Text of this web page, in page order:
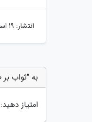
انتشار: 19 اسفند 1398
به "ثواب
امتیاز دهید: